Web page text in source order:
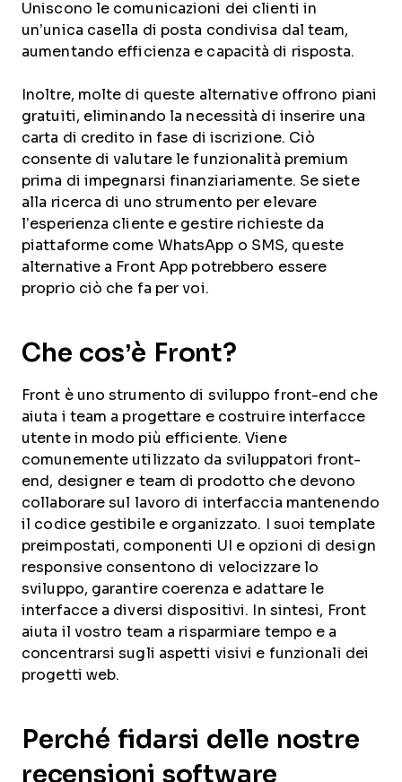
Uniscono le comunicazioni dei clienti in
un’unica casella di posta condivisa dal team,
aumentando efficienza e capacità di risposta.
Inoltre, molte di queste alternative offrono piani
gratuiti, eliminando la necessità di inserire una
carta di credito in fase di iscrizione. Ciò
consente di valutare le funzionalità premium
prima di impegnarsi finanziariamente. Se siete
alla ricerca di uno strumento per elevare
l’esperienza cliente e gestire richieste da
piattaforme come WhatsApp o SMS, queste
alternative a Front App potrebbero essere
proprio ciò che fa per voi.
Che cos’è Front?
Front è uno strumento di sviluppo front-end che
aiuta i team a progettare e costruire interfacce
utente in modo più efficiente. Viene
comunemente utilizzato da sviluppatori front-
end, designer e team di prodotto che devono
collaborare sul lavoro di interfaccia mantenendo
il codice gestibile e organizzato. I suoi template
preimpostati, componenti UI e opzioni di design
responsive consentono di velocizzare lo
sviluppo, garantire coerenza e adattare le
interfacce a diversi dispositivi. In sintesi, Front
aiuta il vostro team a risparmiare tempo e a
concentrarsi sugli aspetti visivi e funzionali dei
progetti web.
Perché fidarsi delle nostre
recensioni software